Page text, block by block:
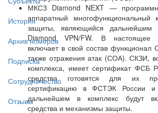
История
Архив номеров
Подписка
Сотрудничество
Отзывы
МКСЗ Diamond NEXT —
аппаратный многофункциональный
защиты, являющийся дальнейшим
Diamond VPN/FW. В настоящее
включает в свой состав
также отражения атак (СОА). СКЗИ,
комплекса, имеет сертификат ФСБ
средства готовятся для их
сертификацию в ФСТЭК России
дальнейшем в комплекс будут
средства и механизмы защиты.